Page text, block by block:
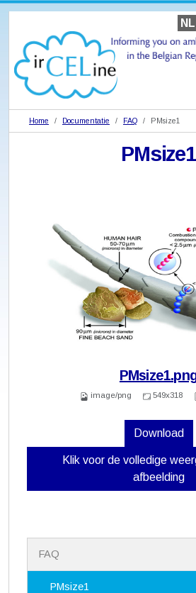
NL
Home Documentatie FAQ PMsize1
PMsize1
image/png 549x318
Download
Klik voor de volledige
afbeelding
v
FAQ
PMsize1